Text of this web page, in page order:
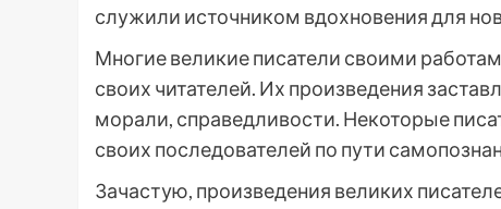
служили источником вдохновения для
Многие великие писатели своими
своих читателей. Их произведения
морали, справедливости. Некоторые
своих последователей по пути
Зачастую, произведения великих